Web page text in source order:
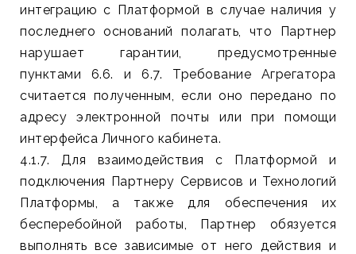
интеграцию с Платформой в случае наличия у
последнего оснований полагать, что Партнер
нарушает гарантии, предусмотренные
пунктами 6.6. и 6.7. Требование Агрегатора
считается полученным, если оно передано по
адресу электронной почты или при помощи
интерфейса Личного кабинета.
4.1.7. Для взаимодействия с Платформой и
подключения Партнеру Сервисов и Технологий
Платформы, а также для обеспечения их
бесперебойной работы, Партнер обязуется
выполнять все зависимые от него действия и